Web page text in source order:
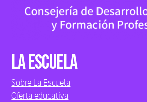
La Escuela
Sobre La Escuela
Oferta educativa